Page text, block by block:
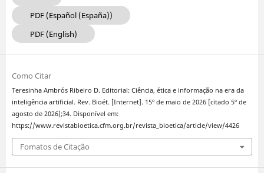
PDF (Español (España))
PDF (English)
Como Citar
Teresinha Ambrós Ribeiro D. Editorial: Ciência, ética e informação na era da
inteligência artificial. Rev. Bioét. [Internet]. 15º de maio de 2026 [citado 5º de
agosto de 2026];34. Disponível em:
https://www.revistabioetica.cfm.org.br/revista_bioetica/article/view/4426
Fomatos de Citação